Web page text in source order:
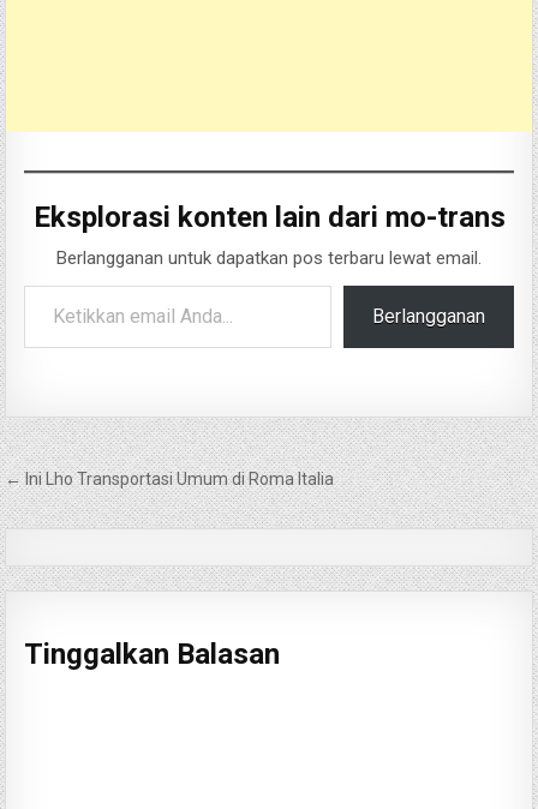
Eksplorasi konten lain dari mo-trans
Berlangganan untuk dapatkan pos terbaru lewat email.
Ketikkan email Anda...
Berlangganan
Navigasi
pos
← Ini Lho Transportasi Umum di Roma Italia
Tinggalkan Balasan